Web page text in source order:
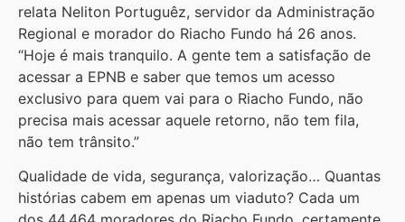
relata Neliton Portuguêz, servidor da Administração
Regional e morador do Riacho Fundo há 26 anos.
“Hoje é mais tranquilo. A gente tem a satisfação de
acessar a EPNB e saber que temos um acesso
exclusivo para quem vai para o Riacho Fundo, não
precisa mais acessar aquele retorno, não tem fila,
não tem trânsito.”
Qualidade de vida, segurança, valorização… Quantas
histórias cabem em apenas um viaduto? Cada um